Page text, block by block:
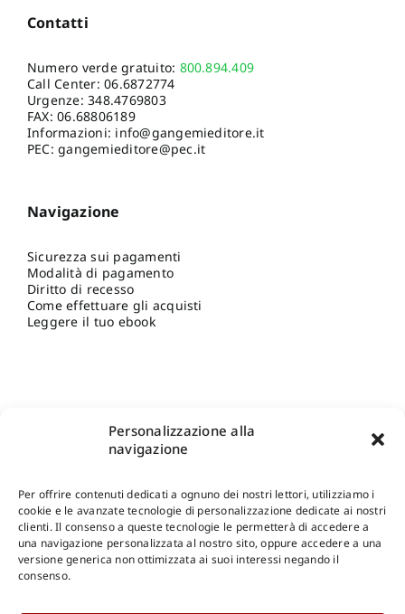
Personalizzazione alla
navigazione
Per offrire contenuti dedicati a ognuno dei nostri lettori, utilizziamo i
cookie e le avanzate tecnologie di personalizzazione dedicate ai nostri
clienti. Il consenso a queste tecnologie le permetterà di accedere a
una navigazione personalizzata al nostro sito, oppure accedere a una
versione generica non ottimizzata ai suoi interessi negando il
consenso.
Contatti
Numero verde gratuito: 800.894.409
Call Center:06.6872774
Urgenze:348.4769803
FAX: 06.68806189
Informazioni: info@gangemieditore.it
PEC: gangemieditore@pec.it
Navigazione
Sicurezza sui pagamenti
Modalità di pagamento
Diritto di recesso
Come effettuare gli acquisti
Leggere il tuo ebook
Shop Gangemi Editore-Pagamenti Sicuri e anche Rateali